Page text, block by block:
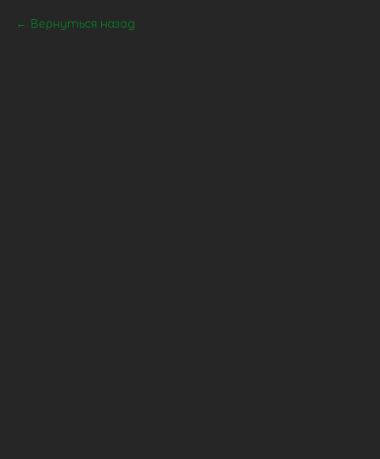
Вернуться назад